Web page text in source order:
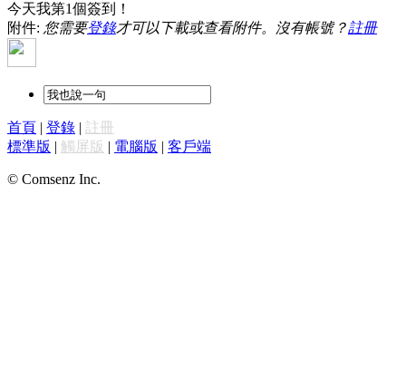
今天我第1個簽到！
附件: 您需要登錄才可以下載或查看附件。沒有帳號？註冊
首頁 | 登錄 | 註冊
標準版 | 觸屏版 | 電腦版 | 客戶端
© Comsenz Inc.